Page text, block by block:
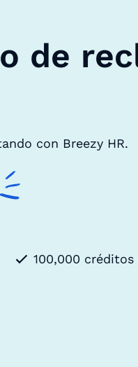
de
con Breezy HR.
100,000